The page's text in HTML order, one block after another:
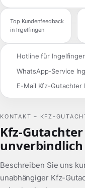
KONTAKT – KFZ-
Kfz-
Beschreiben Sie uns
unabhängiger Kfz-
Top Kundenfeedback
in Ingelfingen
Hotline für
WhatsApp-Service
E-Mail Kfz-Gutachter